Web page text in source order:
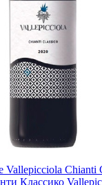
Chianti
Классико